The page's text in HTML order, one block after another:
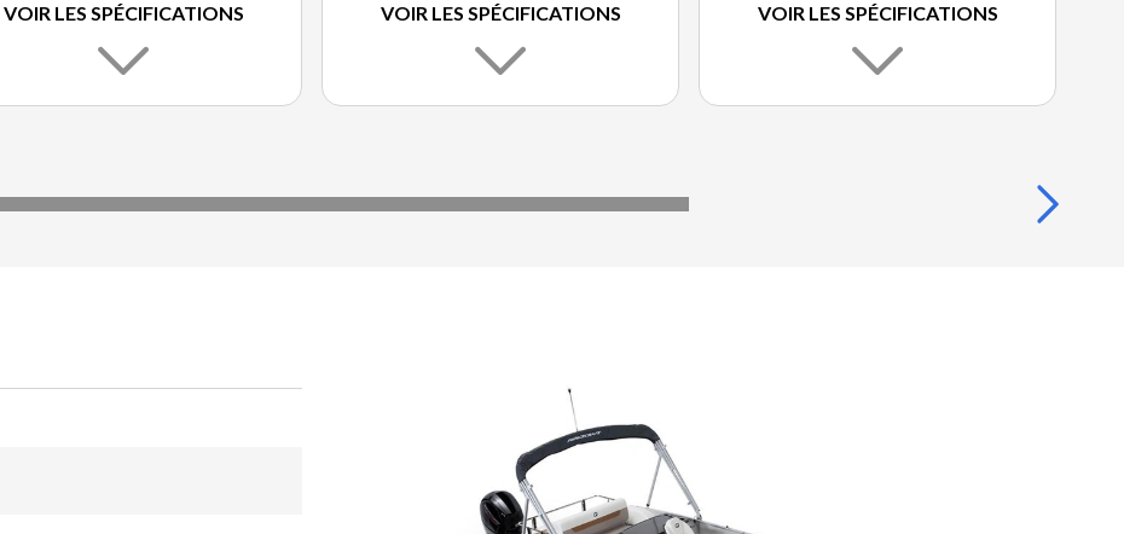
VOIR LES SPÉCIFICATIONS VOIR LES SPÉCIFICATIONS VOIR LES SPÉCIFICATIONS